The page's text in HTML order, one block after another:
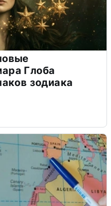
Глоба
зодиака